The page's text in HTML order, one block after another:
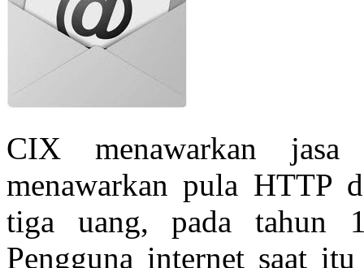
CIX menawarkan
menawarkan pula HTTP
tiga uang, pada tahun
Pengguna internet saat